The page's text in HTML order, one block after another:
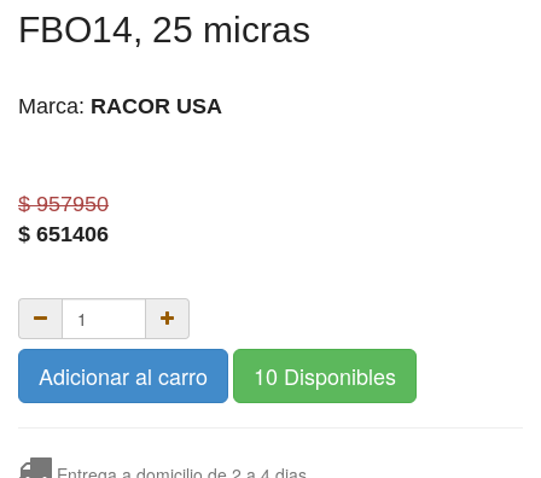
FBO14, 25 micras
Marca: RACOR USA
$ 957950
$ 651406
Adicionar al carro 10 Disponibles